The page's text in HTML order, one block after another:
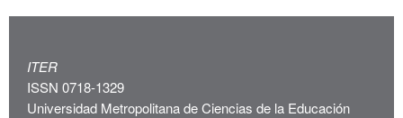
ITER
ISSN 0718-1329
Universidad Metropolitana de Ciencias de la Educación